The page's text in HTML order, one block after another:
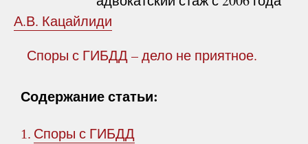
А.В. Кацайлиди
Споры с ГИБДД – дело не приятное.
Содержание статьи:
1. Споры с ГИБДД